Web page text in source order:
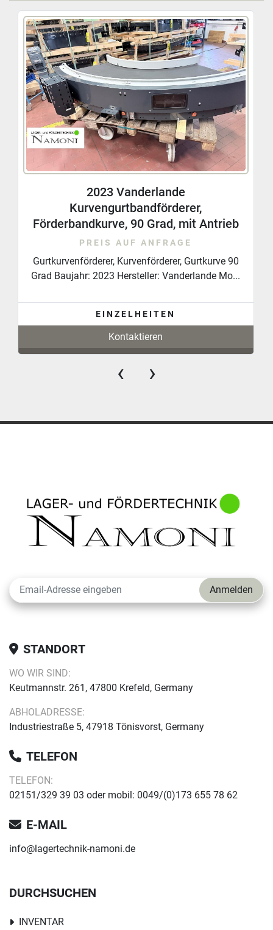
Ablauf und Materialfluss kostengünstig und
nachhaltig zu optimieren. Selbst vollautomatische
Sortiertechnik oder ergänzende Komponenten wie
Kommissionierregale oder Behälter können wir Ihnen
anbieten.
2023 Vanderlande
Kurvengurtbandförderer,
Förderbandkurve, 90 Grad, mit Antrieb
PREIS AUF ANFRAGE
Gurtkurvenförderer, Kurvenförderer, Gurtkurve 90
Grad Baujahr: 2023 Hersteller: Vanderlande Mo...
EINZELHEITEN
Kontaktieren
‹ ›
Anmelden
STANDORT
WO WIR SIND:
Keutmannstr. 261, 47800 Krefeld, Germany
ABHOLADRESSE:
Industriestraße 5, 47918 Tönisvorst, Germany
TELEFON
TELEFON:
02151/329 39 03 oder mobil: 0049/(0)173 655 78 62
E-MAIL
info@lagertechnik-namoni.de
DURCHSUCHEN
INVENTAR